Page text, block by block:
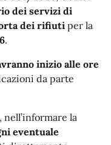
dei servizi di
dei rifiuti per la
.
inizio alle ore
da parte
la
eventuale